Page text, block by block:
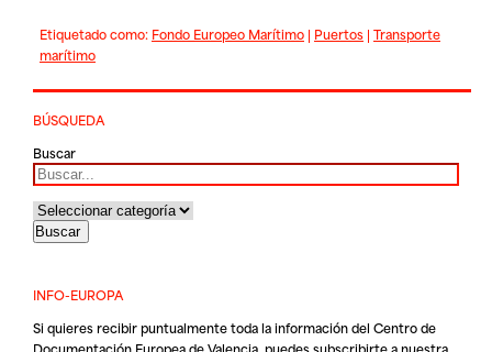
Etiquetado como: Fondo Europeo Marítimo| Puertos| Transporte
marítimo
BÚSQUEDA
Buscar
INFO-EUROPA
Si quieres recibir puntualmente toda la información del Centro de